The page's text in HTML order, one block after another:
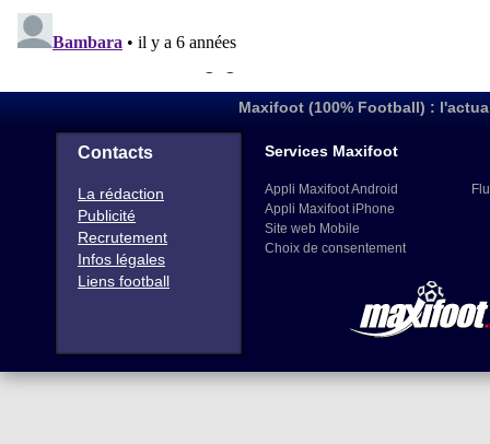
Maxifoot (100% Football) :
Contacts
La rédaction
Publicité
Recrutement
Infos légales
Liens football
Services Maxifoot
Appli Maxifoot Android
Appli Maxifoot iPhone
Site web Mobile
Choix de consentement